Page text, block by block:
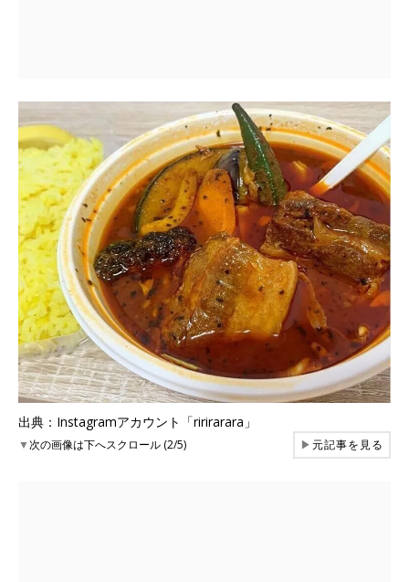
出典：Instagramアカウント「ririrarara」
▼次の画像は下へスクロール (2/5) ▶元記事を見る